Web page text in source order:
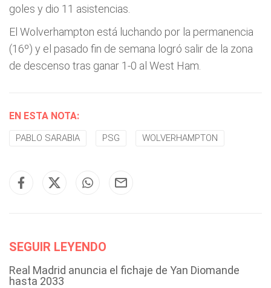
goles y dio 11 asistencias.
El Wolverhampton está luchando por la permanencia
(16º) y el pasado fin de semana logró salir de la zona
de descenso tras ganar 1-0 al West Ham.
EN ESTA NOTA:
PABLO SARABIA PSG WOLVERHAMPTON
SEGUIR LEYENDO
Real Madrid anuncia el fichaje de Yan Diomande
hasta 2033